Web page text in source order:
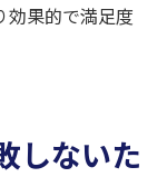
効果的で満足度
しないた